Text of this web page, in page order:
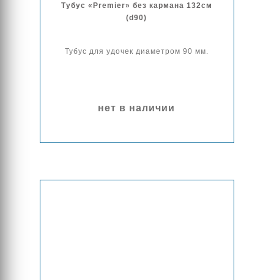
Тубус «Premier» без кармана 132см
(d90)
Тубус для удочек диаметром 90 мм.
нет в наличии